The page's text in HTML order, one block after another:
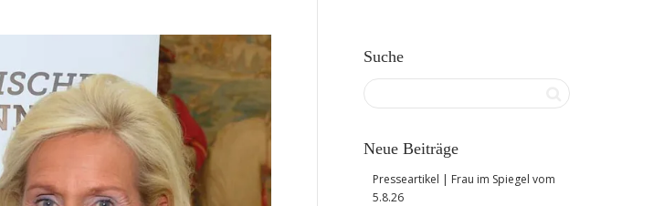
Suche
Neue Beiträge
Presseartikel | Frau im Spiegel vom
5.8.26